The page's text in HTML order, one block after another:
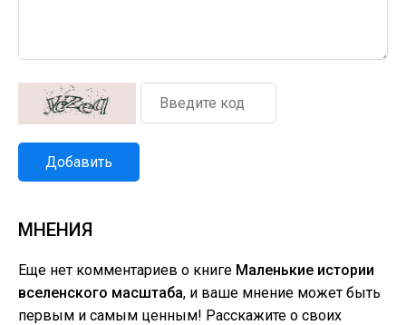
Добавить
МНЕНИЯ
Еще нет комментариев о книге Маленькие истории
вселенского масштаба, и ваше мнение может быть
первым и самым ценным! Расскажите о своих